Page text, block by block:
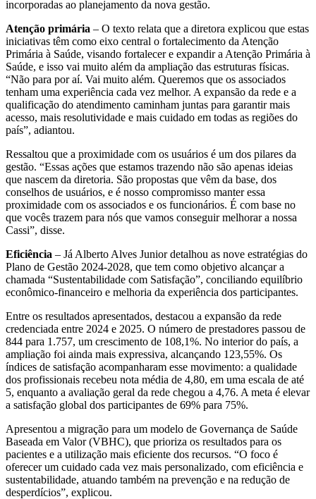
incorporadas ao planejamento da nova gestão.
Atenção primária – O texto relata que a diretora explicou que estas
iniciativas têm como eixo central o fortalecimento da Atenção
Primária à Saúde, visando fortalecer e expandir a Atenção Primária à
Saúde, e isso vai muito além da ampliação das estruturas físicas.
“Não para por aí. Vai muito além. Queremos que os associados
tenham uma experiência cada vez melhor. A expansão da rede e a
qualificação do atendimento caminham juntas para garantir mais
acesso, mais resolutividade e mais cuidado em todas as regiões do
país”, adiantou.
Ressaltou que a proximidade com os usuários é um dos pilares da
gestão. “Essas ações que estamos trazendo não são apenas ideias
que nascem da diretoria. São propostas que vêm da base, dos
conselhos de usuários, e é nosso compromisso manter essa
proximidade com os associados e os funcionários. É com base no
que vocês trazem para nós que vamos conseguir melhorar a nossa
Cassi”, disse.
Eficiência – Já Alberto Alves Junior detalhou as nove estratégias do
Plano de Gestão 2024-2028, que tem como objetivo alcançar a
chamada “Sustentabilidade com Satisfação”, conciliando equilíbrio
econômico-financeiro e melhoria da experiência dos participantes.
Entre os resultados apresentados, destacou a expansão da rede
credenciada entre 2024 e 2025. O número de prestadores passou de
844 para 1.757, um crescimento de 108,1%. No interior do país, a
ampliação foi ainda mais expressiva, alcançando 123,55%. Os
índices de satisfação acompanharam esse movimento: a qualidade
dos profissionais recebeu nota média de 4,80, em uma escala de até
5, enquanto a avaliação geral da rede chegou a 4,76. A meta é elevar
a satisfação global dos participantes de 69% para 75%.
Apresentou a migração para um modelo de Governança de Saúde
Baseada em Valor (VBHC), que prioriza os resultados para os
pacientes e a utilização mais eficiente dos recursos. “O foco é
oferecer um cuidado cada vez mais personalizado, com eficiência e
sustentabilidade, atuando também na prevenção e na redução de
desperdícios”, explicou.